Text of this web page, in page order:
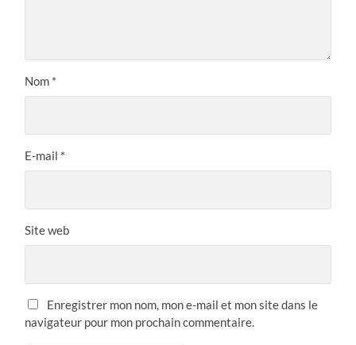
Nom *
E-mail *
Site web
Enregistrer mon nom, mon e-mail et mon site dans le
navigateur pour mon prochain commentaire.